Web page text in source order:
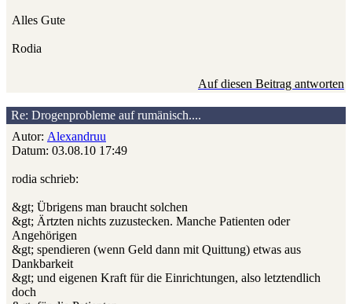
Alles Gute
Rodia
Auf diesen Beitrag antworten
Re: Drogenprobleme auf rumänisch....
Autor: Alexandruu
Datum: 03.08.10 17:49
rodia schrieb:
&gt; Übrigens man braucht solchen
&gt; Ärtzten nichts zuzustecken. Manche Patienten oder
Angehörigen
&gt; spendieren (wenn Geld dann mit Quittung) etwas aus
Dankbarkeit
&gt; und eigenen Kraft für die Einrichtungen, also letztendlich
doch